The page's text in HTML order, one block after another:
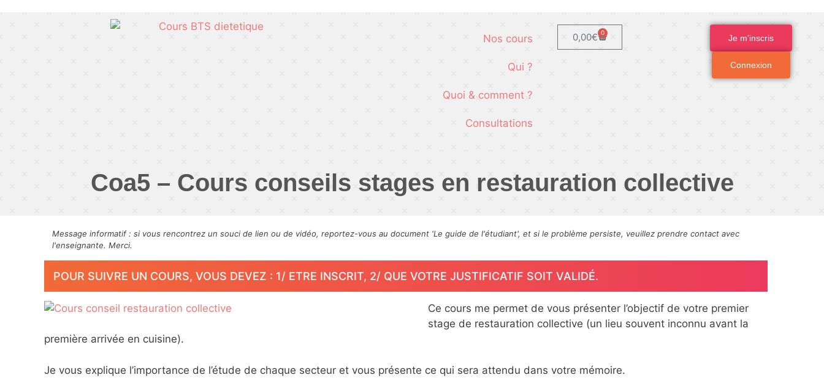
Nos cours
Qui ?
Quoi & comment ?
Consultations
0,00€ 0
Je m'inscris
Connexion
Coa5 – Cours conseils stages en restauration collective
Message informatif : si vous rencontrez un souci de lien ou de vidéo, reportez-vous au document 'Le guide de l'étudiant', et si le problème persiste, veuillez prendre contact avec
l'enseignante. Merci.
POUR SUIVRE UN COURS, VOUS DEVEZ : 1/ ETRE INSCRIT, 2/ QUE VOTRE JUSTIFICATIF SOIT VALIDÉ.
Ce cours me permet de vous présenter l’objectif de votre premier
stage de restauration collective (un lieu souvent inconnu avant la
première arrivée en cuisine).
Je vous explique l’importance de l’étude de chaque secteur et vous présente ce qui sera attendu dans votre mémoire.